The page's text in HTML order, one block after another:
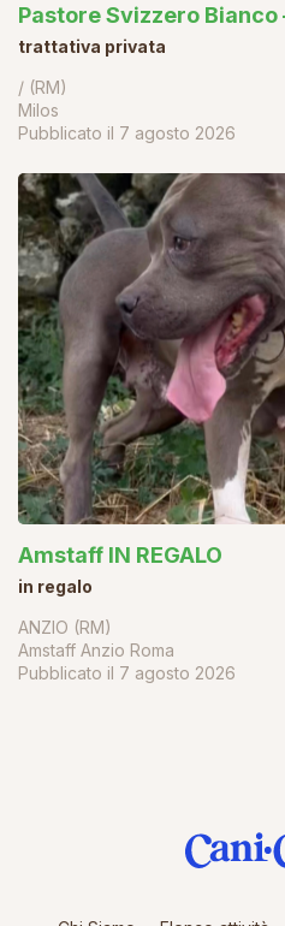
Pastore Svizzero Bianco
trattativa privata
/ (RM)
Milos
Pubblicato il 7 agosto 2026
Amstaff IN REGALO
in regalo
ANZIO (RM)
Amstaff Anzio Roma
Pubblicato il 7 agosto 2026